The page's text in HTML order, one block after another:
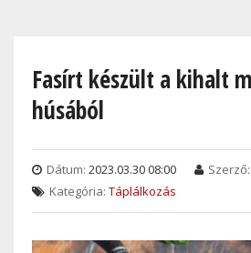
contentFasírt készült a kihalt
húsából
Dátum: 2023.03.30 08:00 Szerző:
Kategória: Táplálkozás